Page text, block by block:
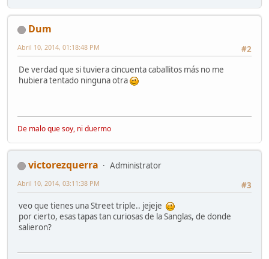
Dum
#2
Abril 10, 2014, 01:18:48 PM
De verdad que si tuviera cincuenta caballitos más no me
hubiera tentado ninguna otra
De malo que soy, ni duermo
victorezquerra
Administrator
#3
Abril 10, 2014, 03:11:38 PM
veo que tienes una Street triple.. jejeje
por cierto, esas tapas tan curiosas de la Sanglas, de donde
salieron?